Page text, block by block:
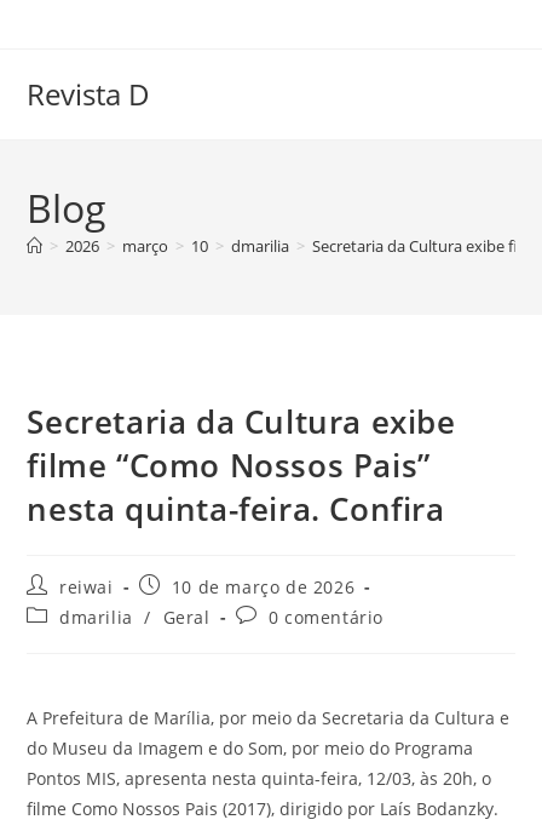
conteúdo
Revista D
Blog
> 2026 > março > 10 > dmarilia > Secretaria da Cultura exibe
Secretaria da Cultura exibe
filme “Como Nossos Pais”
nesta quinta-feira. Confira
Autor
do
post:
reiwai
Post
publicado:
10 de março de 2026
Categoria
dmarilia / Geral
Comentários
0 comentário
A Prefeitura de Marília, por meio da Secretaria da Cultura e
do Museu da Imagem e do Som, por meio do Programa
Pontos MIS, apresenta nesta quinta-feira, 12/03, às 20h, o
filme Como Nossos Pais (2017), dirigido por Laís Bodanzky.